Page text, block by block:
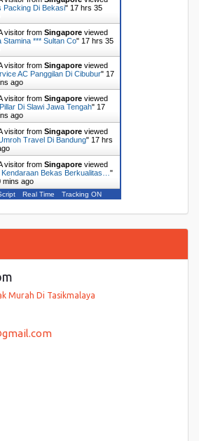
Packing Di Bekasi" 17 hrs 35
visitor from Singaporeviewed
Stamina *** Sultan Co" 17 hrs 35
visitor from Singaporeviewed
AC Panggilan Di Cibubur" 17
ago
visitor from Singaporeviewed
Di Slawi Jawa Tengah" 17
ago
visitor from Singaporeviewed
Travel Di Bandung" 17 hrs
visitor from Singaporeviewed
Bekas Berkualitas… "
mins ago
Real Time Tracking ON
Murah Di Tasikmalaya